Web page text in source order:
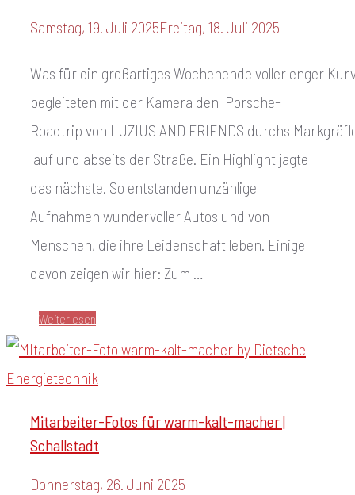
Samstag, 19. Juli 2025Freitag, 18. Juli 2025
Was für ein großartiges Wochenende voller enger
begleiteten mit der Kamera den Porsche-
Roadtrip von LUZIUS AND FRIENDS durchs
auf und abseits der Straße. Ein Highlight jagte
das nächste. So entstanden unzählige
Aufnahmen wundervoller Autos und von
Menschen, die ihre Leidenschaft leben. Einige
davon zeigen wir hier: Zum …
Weiterlesen
Mitarbeiter-Fotos für warm-kalt-macher |
Schallstadt
Donnerstag, 26. Juni 2025